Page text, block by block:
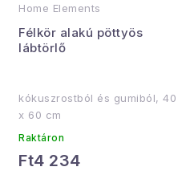
Home Elements
Félkör alakú pöttyös
lábtörlő
kókuszrostból és gumiból, 40
x 60 cm
Raktáron
Ft4 234